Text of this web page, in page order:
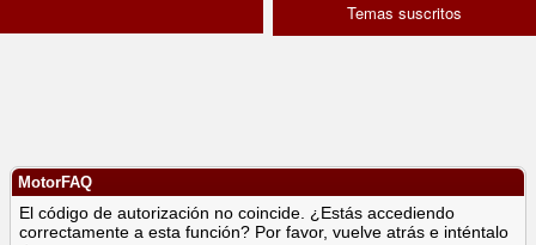
Temas suscritos
MotorFAQ
El código de autorización no coincide. ¿Estás accediendo
correctamente a esta función? Por favor, vuelve atrás e inténtalo